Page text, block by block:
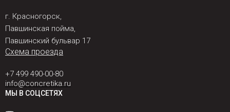
г. Красногорск,
Павшинская пойма,
Павшинский бульвар 17
Схема проезда
+7 499 490-00-80
info@concretika.ru
МЫ В СОЦСЕТЯХ